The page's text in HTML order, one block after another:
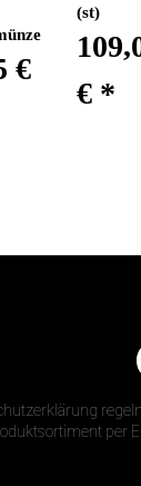
€
(st)
€ *
per